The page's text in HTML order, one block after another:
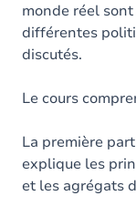
monde réel
différentes
discutés.
Le cours
La première
explique les
et les agrégats